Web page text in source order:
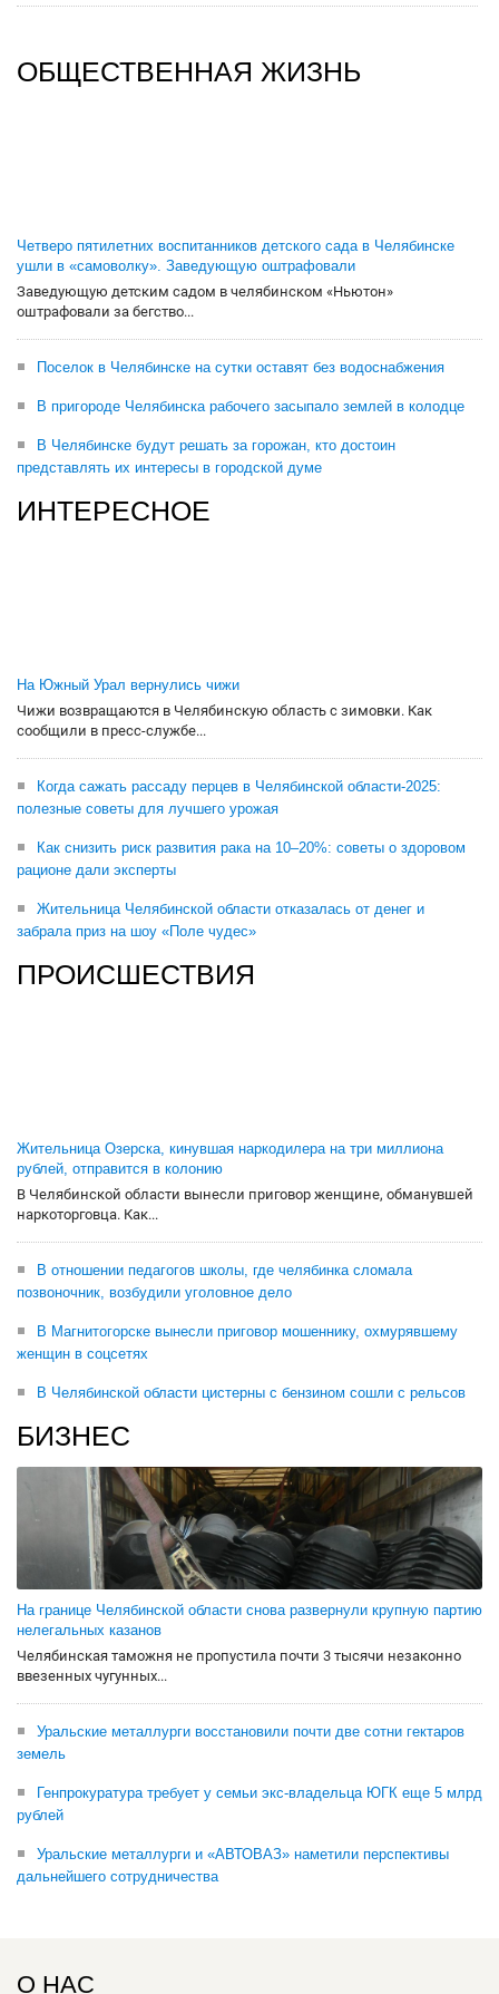
ОБЩЕСТВЕННАЯ ЖИЗНЬ
Четверо пятилетних воспитанников детского сада в Челябинске
ушли в «самоволку». Заведующую оштрафовали
Заведующую детским садом в челябинском «Ньютон»
оштрафовали за бегство...
Поселок в Челябинске на сутки оставят без водоснабжения
В пригороде Челябинска рабочего засыпало землей в колодце
В Челябинске будут решать за горожан, кто достоин
представлять их интересы в городской думе
ИНТЕРЕСНОЕ
На Южный Урал вернулись чижи
Чижи возвращаются в Челябинскую область с зимовки. Как
сообщили в пресс-службе...
Когда сажать рассаду перцев в Челябинской области-2025:
полезные советы для лучшего урожая
Как снизить риск развития рака на 10–20%: советы о здоровом
рационе дали эксперты
Жительница Челябинской области отказалась от денег и
забрала приз на шоу «Поле чудес»
ПРОИСШЕСТВИЯ
Жительница Озерска, кинувшая наркодилера на три миллиона
рублей, отправится в колонию
В Челябинской области вынесли приговор женщине, обманувшей
наркоторговца. Как...
В отношении педагогов школы, где челябинка сломала
позвоночник, возбудили уголовное дело
В Магнитогорске вынесли приговор мошеннику, охмурявшему
женщин в соцсетях
В Челябинской области цистерны с бензином сошли с рельсов
БИЗНЕС
На границе Челябинской области снова развернули крупную партию
нелегальных казанов
Челябинская таможня не пропустила почти 3 тысячи незаконно
ввезенных чугунных...
Уральские металлурги восстановили почти две сотни гектаров
земель
Генпрокуратура требует у семьи экс-владельца ЮГК еще 5 млрд
рублей
Уральские металлурги и «АВТОВАЗ» наметили перспективы
дальнейшего сотрудничества
О НАС